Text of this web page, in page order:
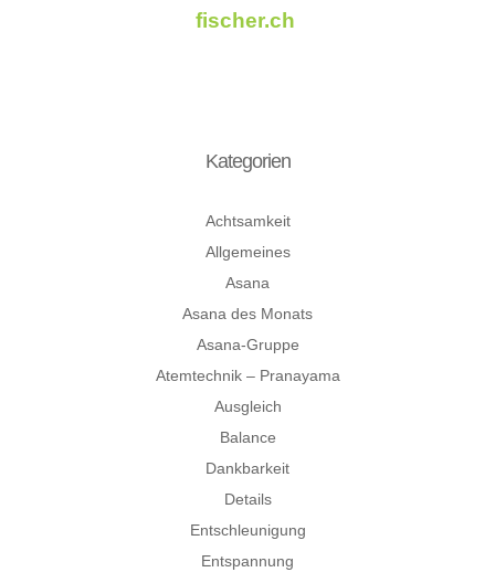
fischer.ch
Kategorien
Achtsamkeit
Allgemeines
Asana
Asana des Monats
Asana-Gruppe
Atemtechnik – Pranayama
Ausgleich
Balance
Dankbarkeit
Details
Entschleunigung
Entspannung